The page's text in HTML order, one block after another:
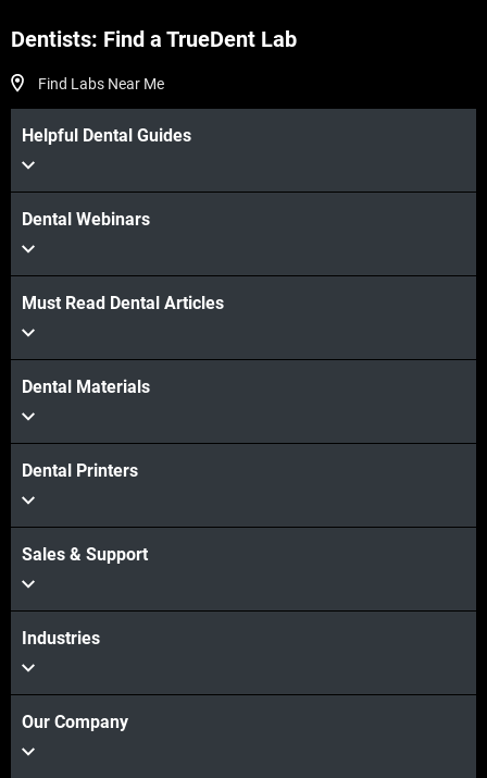
Dentists: Find a TrueDent Lab
Find Labs Near Me
Helpful Dental Guides
Dental Webinars
Must Read Dental Articles
Dental Materials
Dental Printers
Sales & Support
Industries
Our Company